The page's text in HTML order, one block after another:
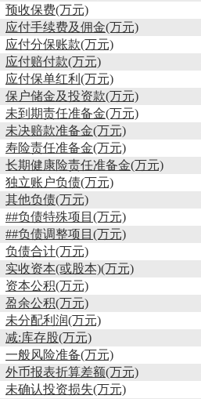
预收保费(万元)
应付手续费及佣金(万元)
应付分保账款(万元)
应付赔付款(万元)
应付保单红利(万元)
保户储金及投资款(万元)
未到期责任准备金(万元)
未决赔款准备金(万元)
寿险责任准备金(万元)
长期健康险责任准备金(万元)
独立账户负债(万元)
其他负债(万元)
##负债特殊项目(万元)
##负债调整项目(万元)
负债合计(万元)
实收资本(或股本)(万元)
资本公积(万元)
盈余公积(万元)
未分配利润(万元)
减:库存股(万元)
一般风险准备(万元)
外币报表折算差额(万元)
未确认投资损失(万元)